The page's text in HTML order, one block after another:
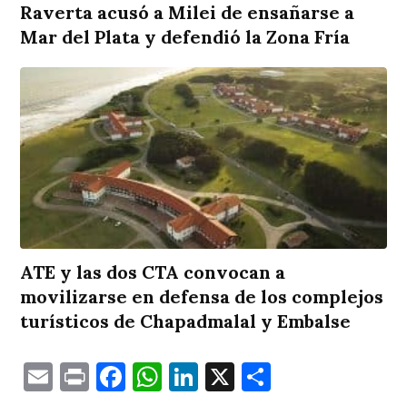
Raverta acusó a Milei de ensañarse a
Mar del Plata y defendió la Zona Fría
ATE y las dos CTA convocan a
movilizarse en defensa de los complejos
turísticos de Chapadmalal y Embalse
EmailPrintFacebook
WhatsApp
LinkedIn
X